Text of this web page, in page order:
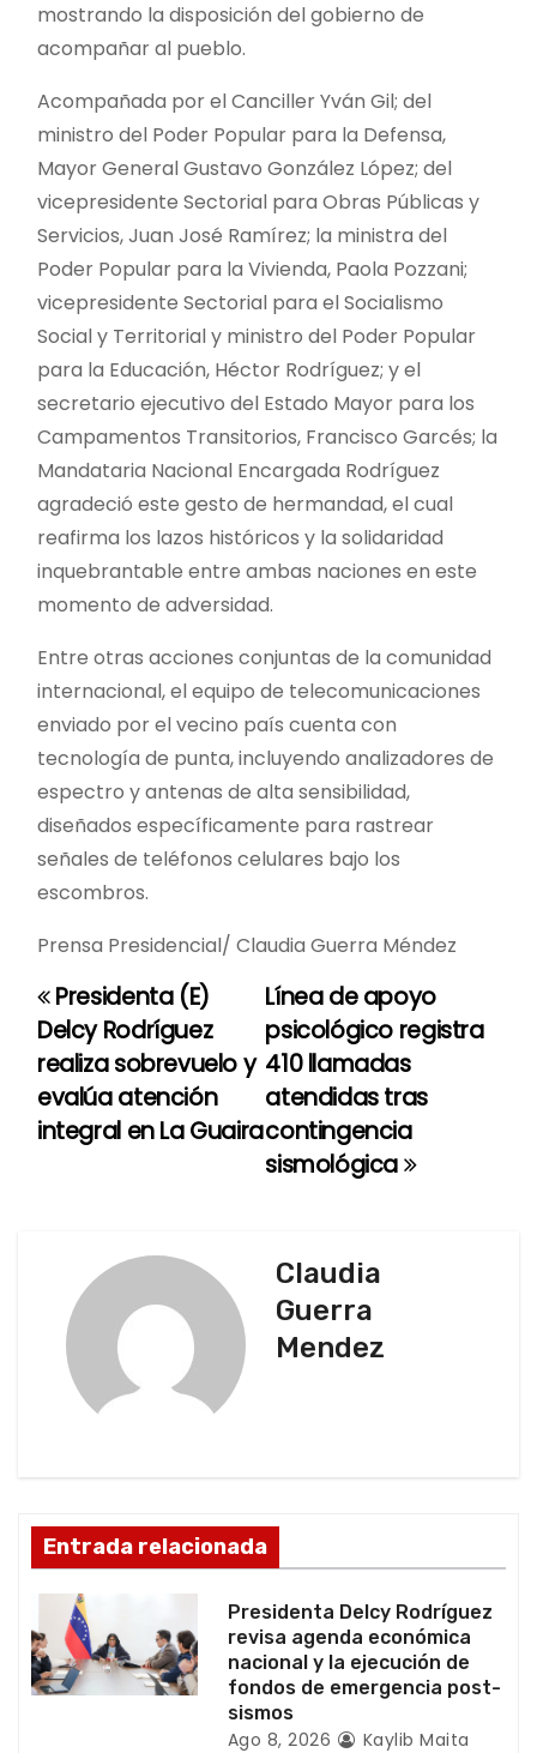
mostrando la disposición del gobierno de
acompañar al pueblo.
Acompañada por el Canciller Yván Gil; del
ministro del Poder Popular para la Defensa,
Mayor General Gustavo González López; del
vicepresidente Sectorial para Obras Públicas y
Servicios, Juan José Ramírez; la ministra del
Poder Popular para la Vivienda, Paola Pozzani;
vicepresidente Sectorial para el Socialismo
Social y Territorial y ministro del Poder Popular
para la Educación, Héctor Rodríguez; y el
secretario ejecutivo del Estado Mayor para los
Campamentos Transitorios, Francisco Garcés; la
Mandataria Nacional Encargada Rodríguez
agradeció este gesto de hermandad, el cual
reafirma los lazos históricos y la solidaridad
inquebrantable entre ambas naciones en este
momento de adversidad.
Entre otras acciones conjuntas de la comunidad
internacional, el equipo de telecomunicaciones
enviado por el vecino país cuenta con
tecnología de punta, incluyendo analizadores de
espectro y antenas de alta sensibilidad,
diseñados específicamente para rastrear
señales de teléfonos celulares bajo los
escombros.
Prensa Presidencial/ Claudia Guerra Méndez
N
a
v
e
n
t
Línea de apoyo
psicológico registra
410 llamadas
atendidas tras
contingencia
sismológica
Presidenta (E)
Delcy Rodríguez
realiza sobrevuelo y
evalúa atención
integral en La Guaira
Claudia
Guerra
Mendez
Entrada relacionada
Presidenta Delcy Rodríguez
revisa agenda económica
nacional y la ejecución de
fondos de emergencia post-
sismos
Ago 8, 2026 Kaylib Maita